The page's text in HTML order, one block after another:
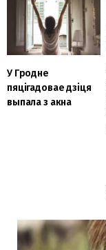
У Гродне
пяцігадовае дзіця
выпала з акна